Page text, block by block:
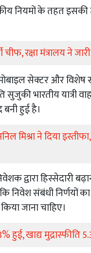
नियमों के तहत इसकी
रक्षा मंत्रालय ने
सेक्टर और
भारतीय यात्री
हुई है।
मिश्रा ने दिया
द्वारा हिस्सेदारी
निवेश संबंधी निर्णयों
जाना चाहिए।
खाद्य मुद्रास्फीति